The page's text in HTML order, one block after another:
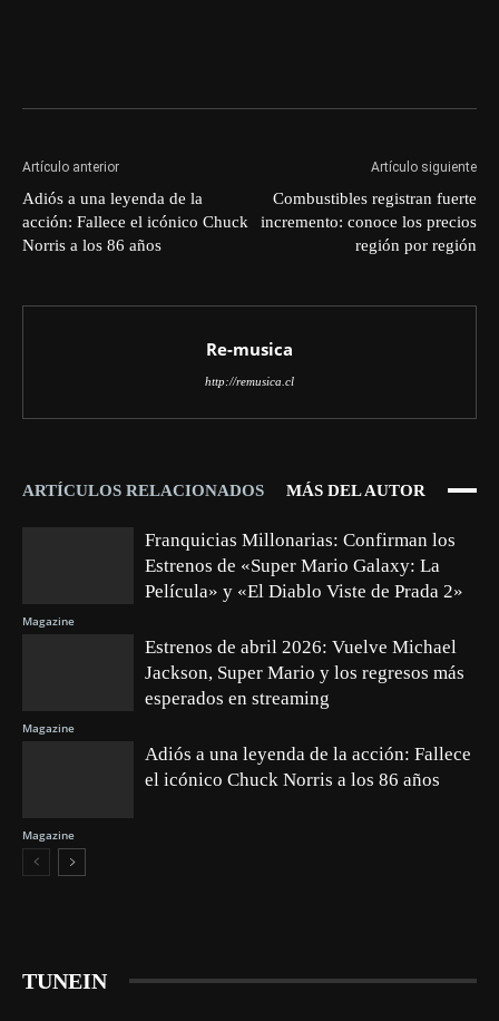
Artículo anterior
Adiós a una leyenda de la
acción: Fallece el icónico Chuck
Norris a los 86 años
Artículo siguiente
Combustibles registran fuerte
incremento: conoce los precios
región por región
Re-musica
http://remusica.cl
ARTÍCULOS RELACIONADOS MÁS DEL AUTOR
Magazine
Franquicias Millonarias: Confirman los
Estrenos de «Super Mario Galaxy: La
Película» y «El Diablo Viste de Prada 2»
Magazine
Estrenos de abril 2026: Vuelve Michael
Jackson, Super Mario y los regresos más
esperados en streaming
Magazine
Adiós a una leyenda de la acción: Fallece
el icónico Chuck Norris a los 86 años
TUNEIN